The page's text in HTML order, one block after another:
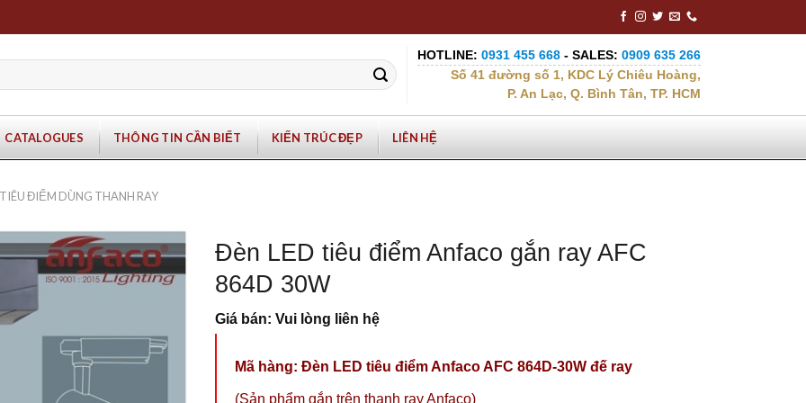
HOTLINE: 0931 455 668 - SALES: 0909 635 266
Số 41 đường số 1, KDC Lý Chiêu Hoàng,
P. An Lạc, Q. Bình Tân, TP. HCM
CATALOGUES THÔNG TIN CẦN BIẾT KIẾN TRÚC ĐẸP LIÊN HỆ
ĐIỂM DÙNG THANH RAY
Đèn LED tiêu điểm Anfaco gắn ray AFC
864D 30W
Giá bán: Vui lòng liên hệ
Mã hàng: Đèn LED tiêu điểm Anfaco AFC 864D-30W đế ray
(Sản phẩm gắn trên thanh ray Anfaco)